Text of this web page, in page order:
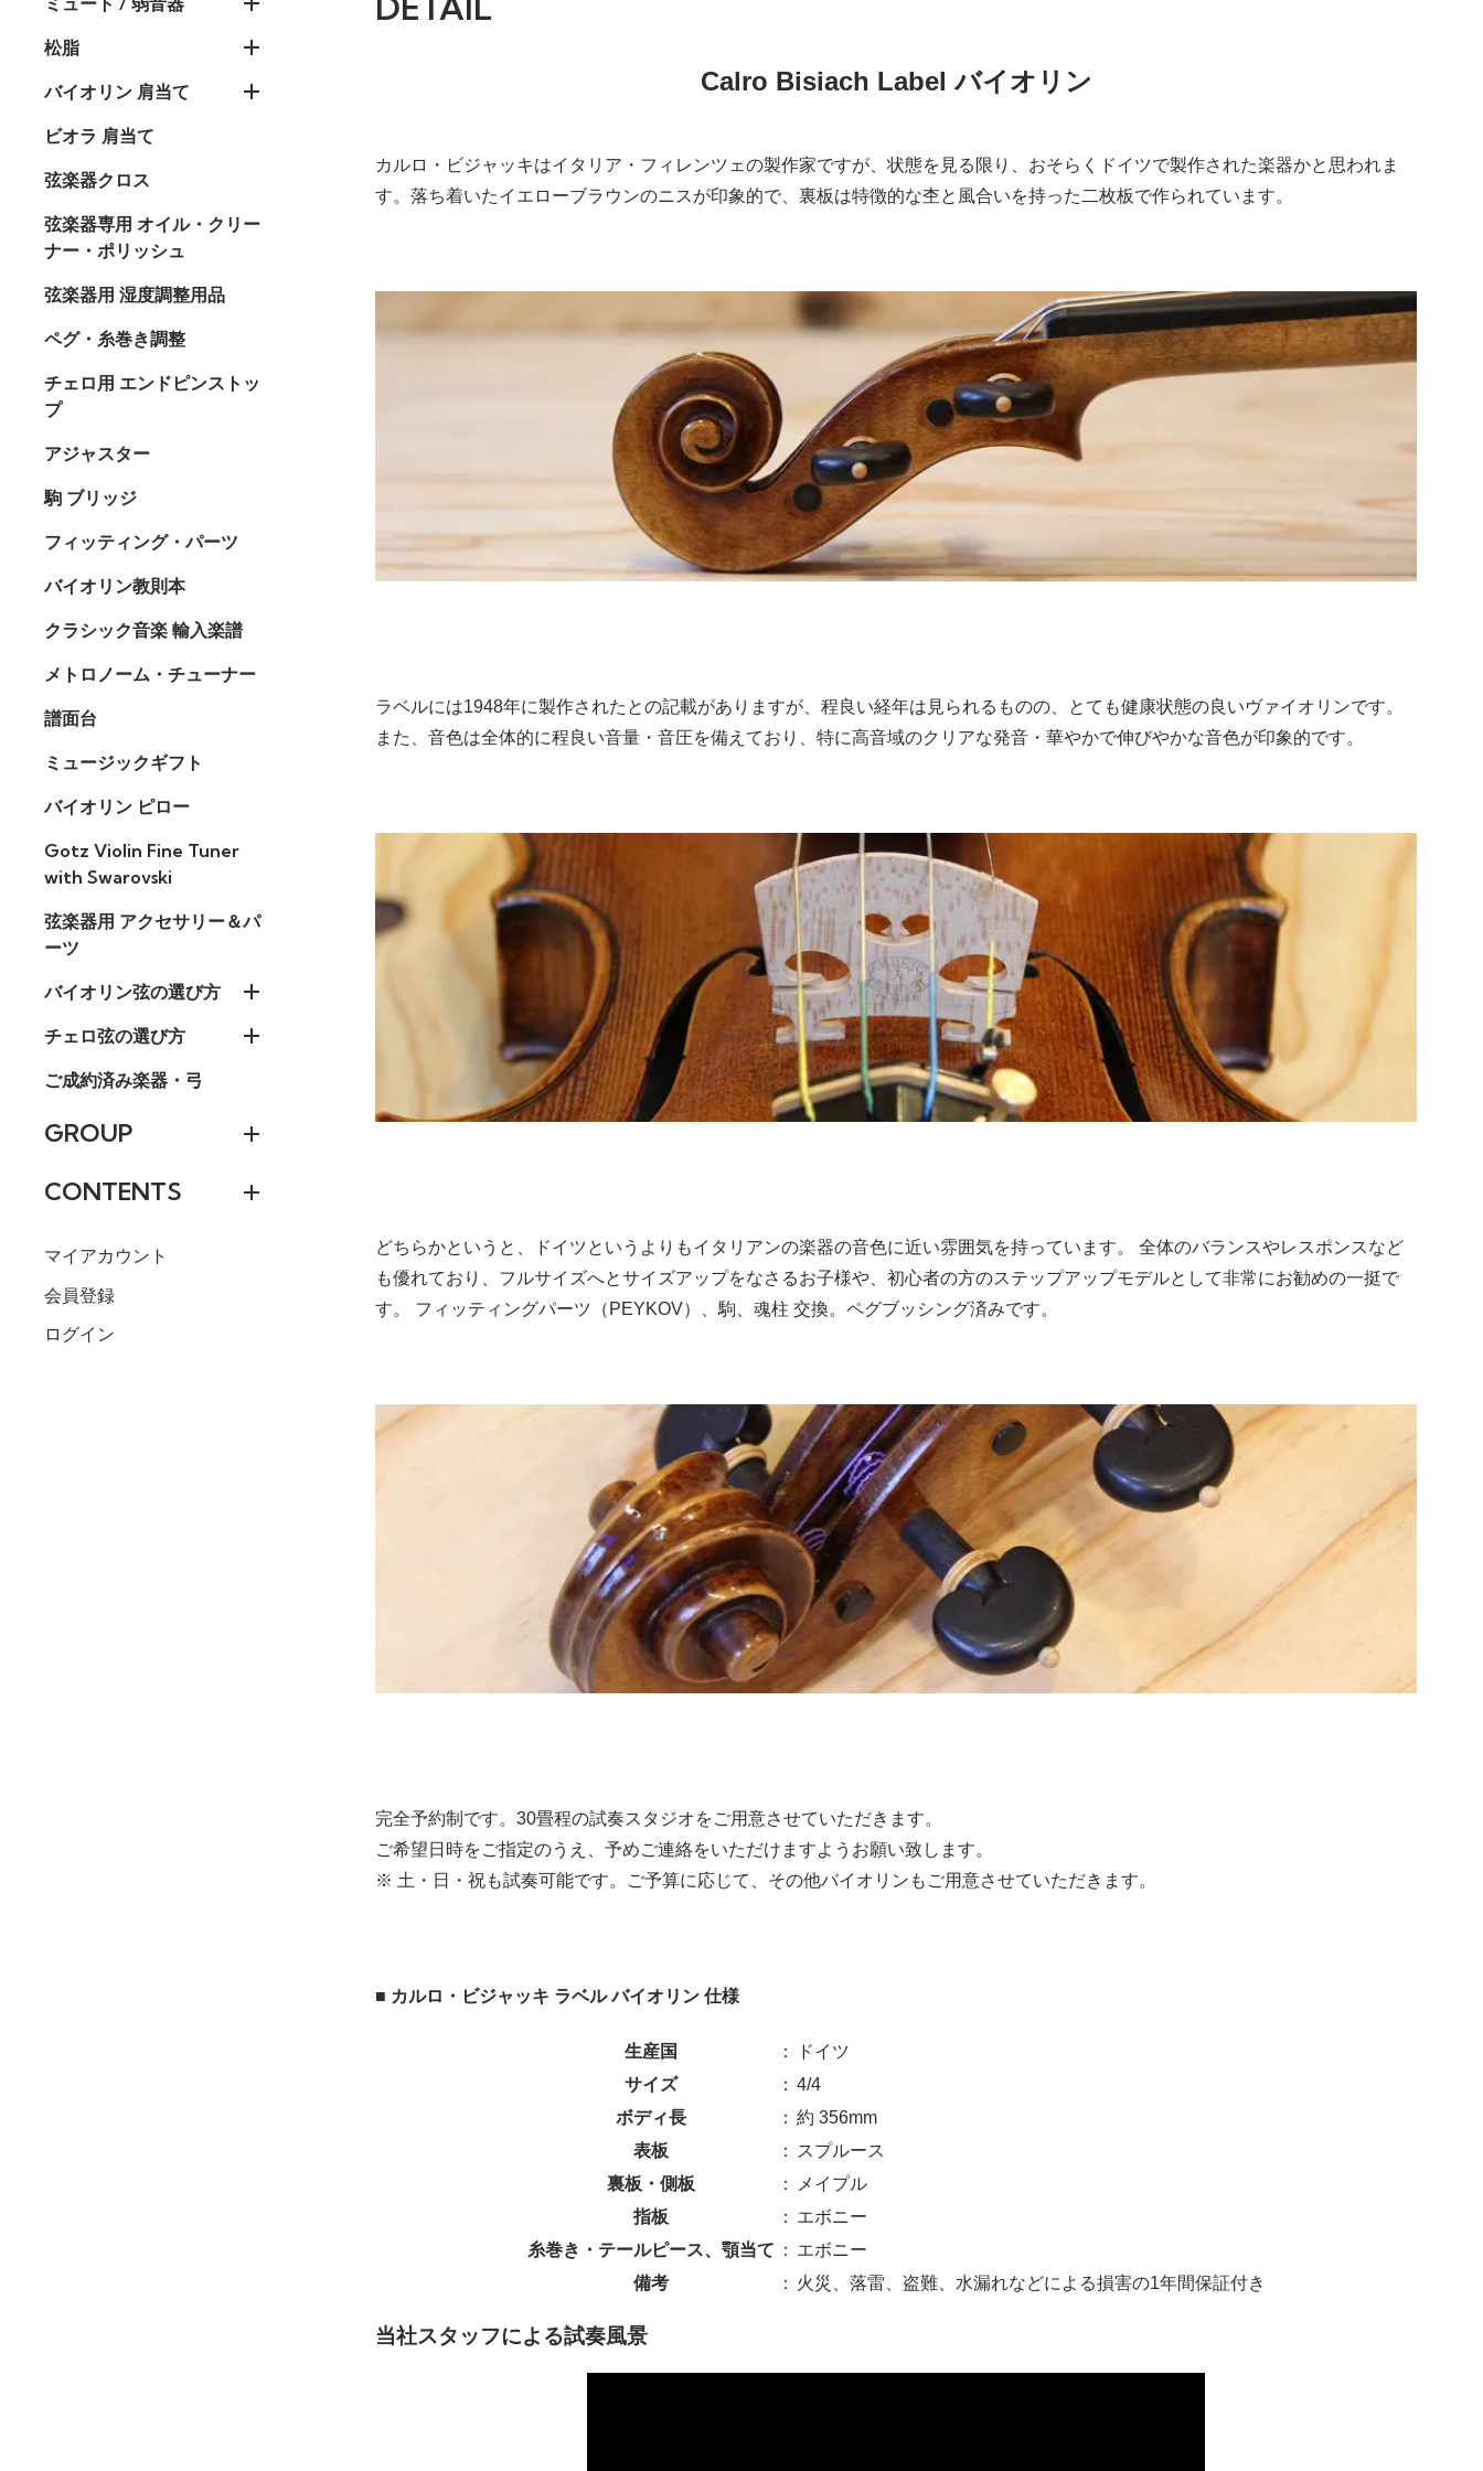
松脂
バイオリン 肩当て
ビオラ 肩当て
弦楽器クロス
弦楽器専用 オイル・クリー
ナー・ポリッシュ
弦楽器用 湿度調整用品
ペグ・糸巻き調整
チェロ用 エンドピンストッ
プ
アジャスター
駒 ブリッジ
フィッティング・パーツ
バイオリン教則本
クラシック音楽 輸入楽譜
メトロノーム・チューナー
譜面台
ミュージックギフト
バイオリン ピロー
Gotz Violin Fine Tuner
with Swarovski
弦楽器用 アクセサリー＆パ
ーツ
バイオリン弦の選び方
チェロ弦の選び方
ご成約済み楽器・弓
GROUP
CONTENTS
マイアカウント
会員登録
ログイン
Calro Bisiach Label バイオリン
カルロ・ビジャッキはイタリア・フィレンツェの製作家ですが、状態を見る限り、おそらくドイツで製作された楽器かと思われま
す。落ち着いたイエローブラウンのニスが印象的で、裏板は特徴的な杢と風合いを持った二枚板で作られています。
ラベルには1948年に製作されたとの記載がありますが、程良い経年は見られるものの、とても健康状態の良いヴァイオリンです。
また、音色は全体的に程良い音量・音圧を備えており、特に高音域のクリアな発音・華やかで伸びやかな音色が印象的です。
どちらかというと、ドイツというよりもイタリアンの楽器の音色に近い雰囲気を持っています。 全体のバランスやレスポンスなど
も優れており、フルサイズへとサイズアップをなさるお子様や、初心者の方のステップアップモデルとして非常にお勧めの一挺で
す。 フィッティングパーツ（PEYKOV）、駒、魂柱 交換。ペグブッシング済みです。
完全予約制です。30畳程の試奏スタジオをご用意させていただきます。
ご希望日時をご指定のうえ、予めご連絡をいただけますようお願い致します。
※ 土・日・祝も試奏可能です。ご予算に応じて、その他バイオリンもご用意させていただきます。
■ カルロ・ビジャッキ ラベル バイオリン 仕様
生産国 ：
ドイツ
サイズ
： 4/4
ボディ長
： 約 356mm
表板
： スプルース
裏板・側板
：
メイプル
指板
： エボニー
糸巻き・テールピース、顎当て ： エボニー
備考
： 火災、落雷、盗難、水漏れなどによる損害の1年間保証付き
当社スタッフによる試奏風景